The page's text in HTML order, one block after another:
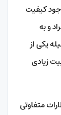
کیفیت
و به
یکی از
زیادی
متفاوتی